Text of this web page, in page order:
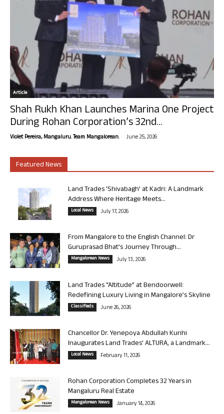
Article
Shah Rukh Khan Launches Marina One Project
During Rohan Corporation’s 32nd...
Violet Pereira, Mangaluru. Team Mangalorean. - June 25, 2026
Featured News
Land Trades ‘Shivabagh’ at Kadri: A Landmark
Address Where Heritage Meets...
Local News July 17, 2026
From Mangalore to the English Channel: Dr
Guruprasad Bhat’s Journey Through...
Mangalorean News July 13, 2026
Land Trades “Altitude” at Bendoorwell:
Redefining Luxury Living in Mangalore’s Skyline
Classifieds June 26, 2026
Chancellor Dr. Yenepoya Abdullah Kunhi
Inaugurates Land Trades’ ALTURA, a Landmark...
Local News February 11, 2026
Rohan Corporation Completes 32 Years in
Mangaluru Real Estate
Mangalorean News January 14, 2026